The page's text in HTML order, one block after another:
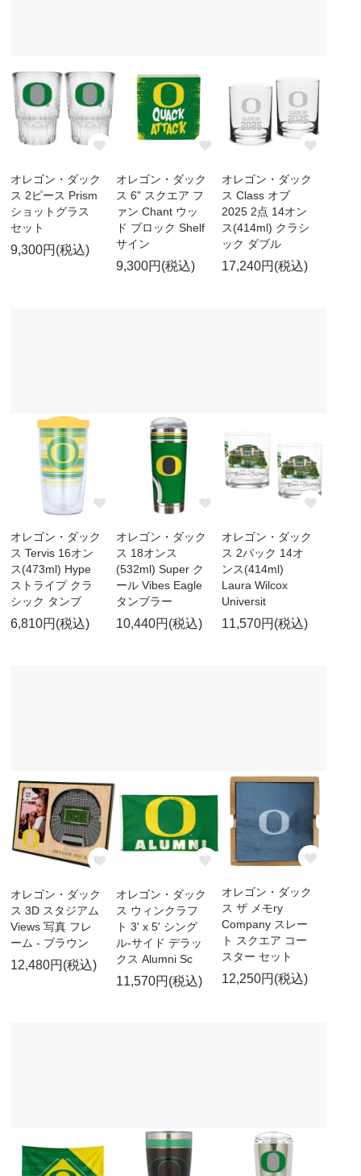
オレゴン・ダック
ス 2ピース Prism
ショットグラス
セット
9,300円(税込)
オレゴン・ダック
ス 6" スクエア フ
ァン Chant ウッ
ド ブロック Shelf
サイン
9,300円(税込)
オレゴン・ダック
ス Class オブ
2025 2点 14オン
ス(414ml) クラシ
ック ダブル
17,240円(税込)
オレゴン・ダック
ス Tervis 16オン
ス(473ml) Hype
ストライプ クラ
シック タンブ
6,810円(税込)
オレゴン・ダック
ス 18オンス
(532ml) Super ク
ール Vibes Eagle
タンブラー
10,440円(税込)
オレゴン・ダック
ス 2パック 14オ
ンス(414ml)
Laura Wilcox
Universit
11,570円(税込)
オレゴン・ダック
ス 3D スタジアム
Views 写真 フレ
ーム - ブラウン
12,480円(税込)
オレゴン・ダック
ス ウィンクラフ
ト 3' x 5' シング
ル-サイド デラッ
クス Alumni Sc
11,570円(税込)
オレゴン・ダック
ス ザ メモry
Company スレー
ト スクエア コー
スター セット
12,250円(税込)